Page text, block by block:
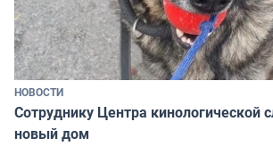
НОВОСТИ
Сотруднику Центра кинологической
новый дом